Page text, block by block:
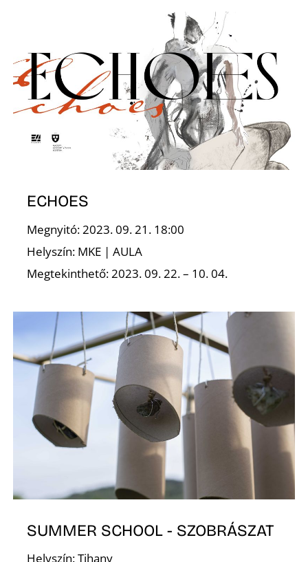
ECHOES
Megnyitó: 2023. 09. 21. 18:00
Helyszín: MKE | AULA
Megtekinthető: 2023. 09. 22. – 10. 04.
SUMMER SCHOOL - SZOBRÁSZAT
Helyszín: Tihany